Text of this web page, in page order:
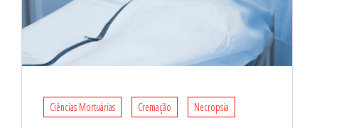
Ciências Mortuárias Cremação Necropsia